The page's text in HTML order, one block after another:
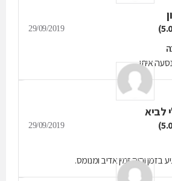
29/09/2019
איתו.
לביא
29/09/2019
בזמן והיה זמין אדיב ומנומס.